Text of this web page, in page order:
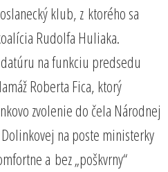
klub, z ktorého sa
Rudolfa Huliaka.
na funkciu predsedu
Roberta Fica, ktorý
zvolenie do čela Národnej
Dolinkovej na poste ministerky
a bez „poškvrny“